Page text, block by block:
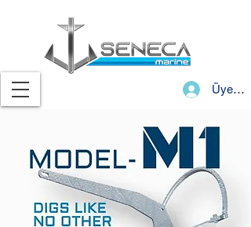
Üye